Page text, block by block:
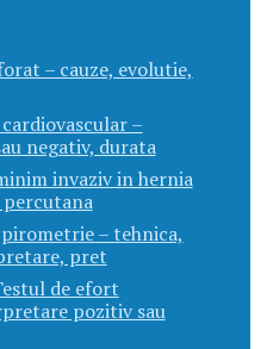
– cauze, evolutie,
–
negativ, durata
invaziv in hernia
– tehnica,
pret
de efort
pozitiv sau